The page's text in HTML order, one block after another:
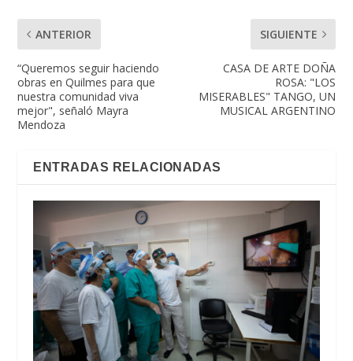
ANTERIOR
“Queremos seguir haciendo
obras en Quilmes para que
nuestra comunidad viva
mejor", señaló Mayra
Mendoza
SIGUIENTE
CASA DE ARTE DOÑA
ROSA: "LOS
MISERABLES" TANGO, UN
MUSICAL ARGENTINO
ENTRADAS RELACIONADAS